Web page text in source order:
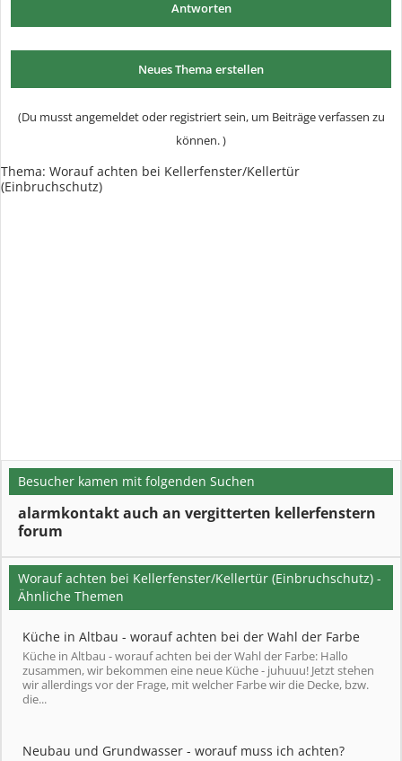
Antworten
Neues Thema erstellen
(Du musst angemeldet oder registriert sein, um Beiträge verfassen zu
können. )
Thema: Worauf achten bei Kellerfenster/Kellertür
(Einbruchschutz)
Besucher kamen mit folgenden Suchen
alarmkontakt auch an vergitterten kellerfenstern
forum
Worauf achten bei Kellerfenster/Kellertür (Einbruchschutz) -
Ähnliche Themen
Küche in Altbau - worauf achten bei der Wahl der Farbe
Küche in Altbau - worauf achten bei der Wahl der Farbe: Hallo
zusammen, wir bekommen eine neue Küche - juhuuu! Jetzt stehen
wir allerdings vor der Frage, mit welcher Farbe wir die Decke, bzw.
die...
Neubau und Grundwasser - worauf muss ich achten?